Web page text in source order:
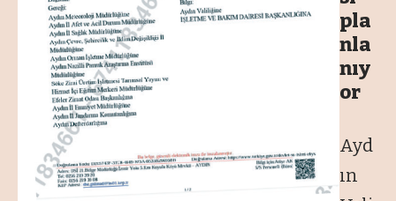
pla
nla
nıy
or
Ayd
ın